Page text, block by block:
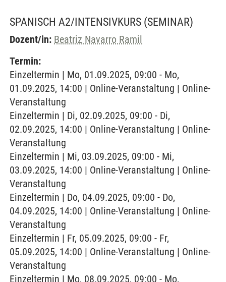
SPANISCH A2/INTENSIVKURS (SEMINAR)
Dozent/in: Beatriz Navarro Ramil
Termin:
Einzeltermin | Mo, 01.09.2025, 09:00 - Mo,
01.09.2025, 14:00 | Online-Veranstaltung | Online-
Veranstaltung
Einzeltermin | Di, 02.09.2025, 09:00 - Di,
02.09.2025, 14:00 | Online-Veranstaltung | Online-
Veranstaltung
Einzeltermin | Mi, 03.09.2025, 09:00 - Mi,
03.09.2025, 14:00 | Online-Veranstaltung | Online-
Veranstaltung
Einzeltermin | Do, 04.09.2025, 09:00 - Do,
04.09.2025, 14:00 | Online-Veranstaltung | Online-
Veranstaltung
Einzeltermin | Fr, 05.09.2025, 09:00 - Fr,
05.09.2025, 14:00 | Online-Veranstaltung | Online-
Veranstaltung
Einzeltermin | Mo, 08.09.2025, 09:00 - Mo,